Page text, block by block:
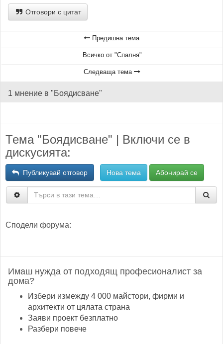
Отговори с цитат
Предишна тема
Всичко от "Спалня"
Следваща тема
1 мнение в "Боядисване"
Тема "Боядисване" | Включи се в
дискусията:
Публикувай отговор Нова тема Абонирай се
Сподели форума:
Имаш нужда от подходящ професионалист за
дома?
Избери измежду 4 000 майстори, фирми и
архитекти от цялата страна
Заяви проект безплатно
Разбери повече